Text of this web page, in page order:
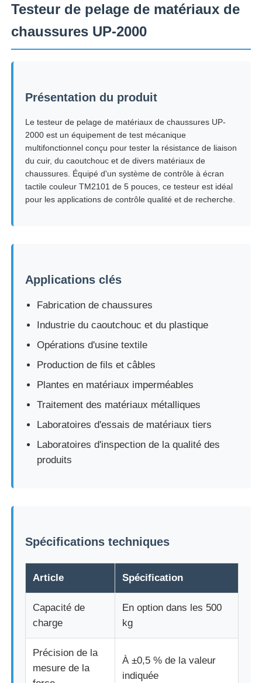
Produits
A propos de nous
Visite d'usine
Demande de soumission
Équipement d'essai en laboratoire
Machine d'essai d'impact
Équipement d'essai de chaussures
Équipement d'essai des emballages
Équipement d'essai des adhésifs
Testeur de pelage de matériaux de
chaussures UP-2000
Présentation du produit
Le testeur de pelage de matériaux de chaussures UP-
2000 est un équipement de test mécanique
multifonctionnel conçu pour tester la résistance de liaison
du cuir, du caoutchouc et de divers matériaux de
chaussures. Équipé d'un système de contrôle à écran
tactile couleur TM2101 de 5 pouces, ce testeur est idéal
pour les applications de contrôle qualité et de recherche.
Applications clés
Fabrication de chaussures
Industrie du caoutchouc et du plastique
Opérations d'usine textile
Production de fils et câbles
Plantes en matériaux imperméables
Traitement des matériaux métalliques
Laboratoires d'essais de matériaux tiers
Laboratoires d'inspection de la qualité des
produits
Spécifications techniques
Article Spécification
Capacité de
charge
En option dans les 500
kg
Précision de la
mesure de la
À ±0,5 % de la valeur
indiquée